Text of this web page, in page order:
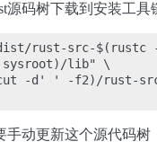
源码树下载到安装工具
rust-src-
lib" \
-d' ' -f2)/rust-
动更新这个源代码树